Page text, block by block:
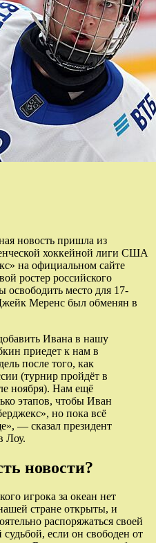
новость пришла из
хоккейной лиги США
на официальном сайте
ростер российского
освободить место для 17-
Меренс был обменян в
Ивана в нашу
приедет к нам в
после того, как
(турнир пройдёт в
ноября). Нам ещё
этапов, чтобы Иван
но пока всё
— сказал президент
Лоу.
новости?
игрока за океан нет
стране открыты, и
распоряжаться своей
если он свободен от